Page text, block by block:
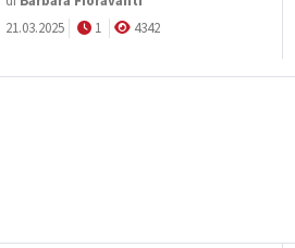
21.03.2025
1 4342